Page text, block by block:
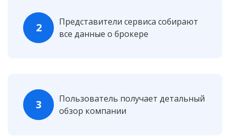
2
Представители сервиса собирают
все данные о брокере
3
Пользователь получает детальный
обзор компании